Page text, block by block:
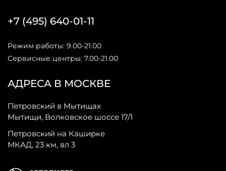
АДРЕСА В МОСКВЕ
Петровский в Мытищах
Мытищи, Волковское шоссе 17/1
Петровский на Каширке
МКАД, 23 км, вл 3
+7 (495) 640-01-11
Режим работы: 9.00-21.00
Сервисные центры: 7.00-21.00